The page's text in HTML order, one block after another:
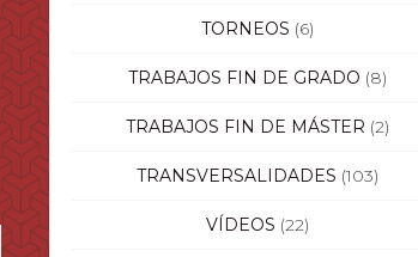
TORNEOS (6)
TRABAJOS FIN DE GRADO (8)
TRABAJOS FIN DE MÁSTER (2)
TRANSVERSALIDADES (103)
VÍDEOS (22)